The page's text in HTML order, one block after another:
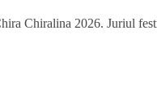
Chiralina 2026. Juriul